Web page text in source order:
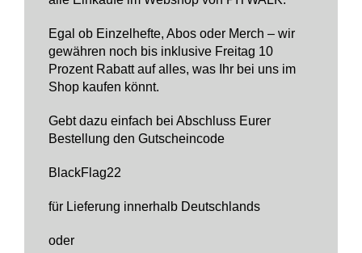
Egal ob Einzelhefte, Abos oder Merch – wir
gewähren noch bis inklusive Freitag 10
Prozent Rabatt auf alles, was Ihr bei uns im
Shop kaufen könnt.
Gebt dazu einfach bei Abschluss Eurer
Bestellung den Gutscheincode
BlackFlag22
für Lieferung innerhalb Deutschlands
oder